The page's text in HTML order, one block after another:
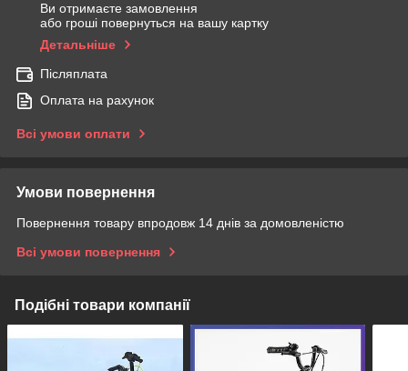
Ви отримаєте замовлення
або гроші повернуться на вашу картку
Детальніше
Післяплата
Оплата на рахунок
Всі умови оплати
Умови повернення
Повернення товару впродовж 14 днів за домовленістю
Всі умови повернення
Подібні товари компанії